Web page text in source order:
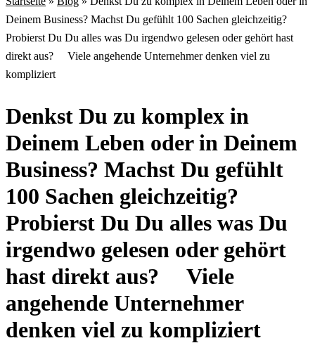
Deinem Business? Machst Du gefühlt 100 Sachen gleichzeitig?
Probierst Du Du alles was Du irgendwo gelesen oder gehört hast
direkt aus? ⠀ Viele angehende Unternehmer denken viel zu
kompliziert
Denkst Du zu komplex in
Deinem Leben oder in Deinem
Business? Machst Du gefühlt
100 Sachen gleichzeitig?
Probierst Du Du alles was Du
irgendwo gelesen oder gehört
hast direkt aus? ⠀ Viele
angehende Unternehmer
denken viel zu kompliziert